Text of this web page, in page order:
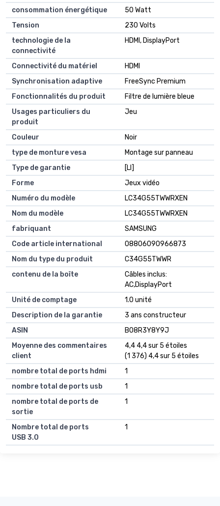
consommation énergétique
50 Watt
Tension
230 Volts
technologie de la
connectivité
HDMI, DisplayPort
Connectivité du matériel
HDMI
Synchronisation adaptive
FreeSync Premium
Fonctionnalités du produit
Filtre de lumière bleue
Usages particuliers du
produit
Jeu
Couleur
Noir
type de monture vesa
Montage sur panneau
Type de garantie
[LI]
Forme
Jeux vidéo
Numéro du modèle
LC34G55TWWRXEN
Nom du modèle
LC34G55TWWRXEN
fabriquant
SAMSUNG
Code article international
08806090966873
Nom du type du produit
C34G55TWWR
contenu de la boîte
Câbles inclus:
AC,DisplayPort
Unité de comptage
1.0 unité
Description de la garantie
3 ans constructeur
ASIN
B08R3Y8Y9J
Moyenne des commentaires
client
4,4 4,4 sur 5 étoiles
(1 376) 4,4 sur 5 étoiles
nombre total de ports hdmi
1
nombre total de ports usb
1
nombre total de ports de
sortie
1
Nombre total de ports
USB 3.0
1